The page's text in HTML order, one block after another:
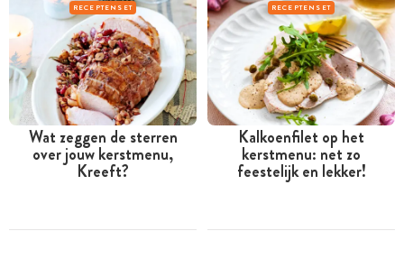
RECEPTENSET
Wat zeggen de sterren
over jouw kerstmenu,
Kreeft?
RECEPTENSET
Kalkoenfilet op het
kerstmenu: net zo
feestelijk en lekker!